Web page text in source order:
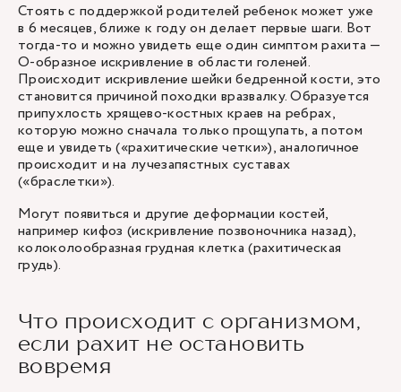
Стоять с поддержкой родителей ребенок может уже
в 6 месяцев, ближе к году он делает первые шаги. Вот
тогда-то и можно увидеть еще один симптом рахита —
О-образное искривление в области голеней.
Происходит искривление шейки бедренной кости, это
становится причиной походки вразвалку. Образуется
припухлость хрящево-костных краев на ребрах,
которую можно сначала только прощупать, а потом
еще и увидеть («рахитические четки»), аналогичное
происходит и на лучезапястных суставах
(«браслетки»).
Могут появиться и другие деформации костей,
например кифоз (искривление позвоночника назад),
колоколообразная грудная клетка (рахитическая
грудь).
Что происходит с организмом,
если рахит не остановить
вовремя